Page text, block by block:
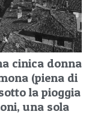
cinica donna
(piena di
la pioggia
una sola